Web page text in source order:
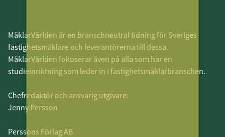
MäklarVärlden är en branschneutral tidning för Sveriges
fastighetsmäklare och leverantörerna till dessa.
MäklarVärlden fokuserar även på alla som har en
studieinriktning som leder in i fastighetsmäklarbranschen.
Chefredaktör och ansvarig utgivare:
Jenny Persson
Perssons Förlag AB